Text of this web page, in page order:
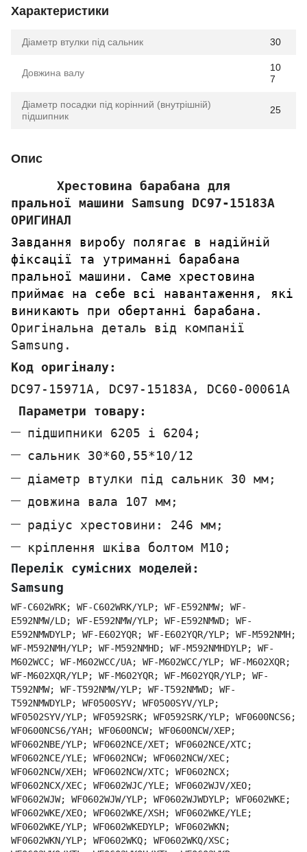
Характеристики
Діаметр втулки під сальник 30
Довжина валу
10
7
Діаметр посадки під корінний (внутрішній)
підшипник
25
Опис
Хрестовина барабана для
пральної машини Samsung DC97-15183A
ОРИГИНАЛ
Завдання виробу полягає в надійній
фіксації та утриманні барабана
пральної машини. Саме хрестовина
приймає на себе всі навантаження, які
виникають при обертанні барабана.
Оригінальна деталь від компанії
Samsung .
Код оригіналу:
DC97-15971A, DC97-15183A, DC60-00061A
Параметри товару:
підшипники 6205 і 6204;
сальник 30*60,55*10/12
діаметр втулки під сальник 30 мм;
довжина вала 107 мм;
радіус хрестовини: 246 мм;
кріплення шківа болтом М10;
Перелік сумісних моделей:
Samsung
WF-C602WRK; WF-C602WRK/YLP; WF-E592NMW; WF-
E592NMW/LD; WF-E592NMW/YLP; WF-E592NMWD; WF-
E592NMWDYLP; WF-E602YQR; WF-E602YQR/YLP; WF-M592NMH;
WF-M592NMH/YLP; WF-M592NMHD; WF-M592NMHDYLP; WF-
M602WCC; WF-M602WCC/UA; WF-M602WCC/YLP; WF-M602XQR;
WF-M602XQR/YLP; WF-M602YQR; WF-M602YQR/YLP; WF-
T592NMW; WF-T592NMW/YLP; WF-T592NMWD; WF-
T592NMWDYLP; WF0500SYV; WF0500SYV/YLP;
WF0502SYV/YLP; WF0592SRK; WF0592SRK/YLP; WF0600NCS6;
WF0600NCS6/YAH; WF0600NCW; WF0600NCW/XEP;
WF0602NBE/YLP; WF0602NCE/XET; WF0602NCE/XTC;
WF0602NCE/YLE; WF0602NCW; WF0602NCW/XEC;
WF0602NCW/XEH; WF0602NCW/XTC; WF0602NCX;
WF0602NCX/XEC; WF0602WJC/YLE; WF0602WJV/XEO;
WF0602WJW; WF0602WJW/YLP; WF0602WJWDYLP; WF0602WKE;
WF0602WKE/XEO; WF0602WKE/XSH; WF0602WKE/YLE;
WF0602WKE/YLP; WF0602WKEDYLP; WF0602WKN;
WF0602WKN/YLP; WF0602WKQ; WF0602WKQ/XSC;